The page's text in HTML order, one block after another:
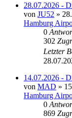
28.07.2026 -
von JU52 »
Hamburg
0
302
Letzter
14.07.2026 -
von MAD »
Hamburg
0
869